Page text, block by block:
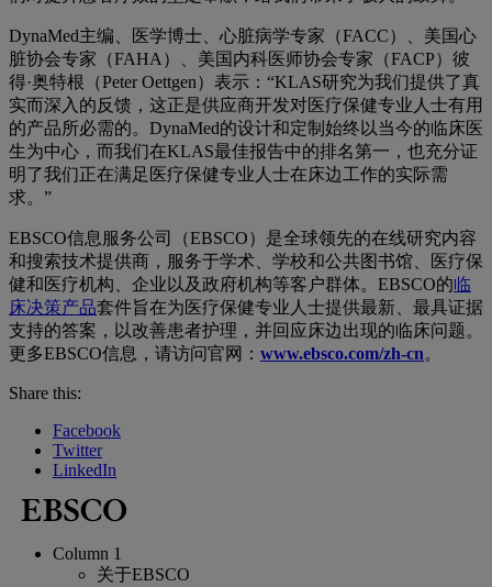
DynaMed主编、医学博士、心脏病学专家（FACC）、美国心
脏协会专家（FAHA）、美国内科医师协会专家（FACP）彼
得·奥特根（Peter Oettgen）表示：“KLAS研究为我们提供了真
实而深入的反馈，这正是供应商开发对医疗保健专业人士有用
的产品所必需的。DynaMed的设计和定制始终以当今的临床医
生为中心，而我们在KLAS最佳报告中的排名第一，也充分证
明了我们正在满足医疗保健专业人士在床边工作的实际需
求。”
EBSCO信息服务公司（EBSCO）是全球领先的在线研究内容
和搜索技术提供商，服务于学术、学校和公共图书馆、医疗保
健和医疗机构、企业以及政府机构等客户群体。EBSCO的临
床决策产品套件旨在为医疗保健专业人士提供最新、最具证据
支持的答案，以改善患者护理，并回应床边出现的临床问题。
更多EBSCO信息，请访问官网： www.ebsco.com/zh-cn。
Share this:
Facebook
Twitter
LinkedIn
Column 1
关于EBSCO